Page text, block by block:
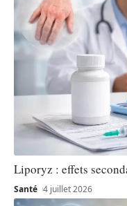
Liporyz : effets
Santé 4 juillet 2026